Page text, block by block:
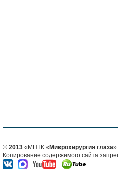
© 2013 «МНТК « Микрохирургия глаза»
Копирование содержимого сайта